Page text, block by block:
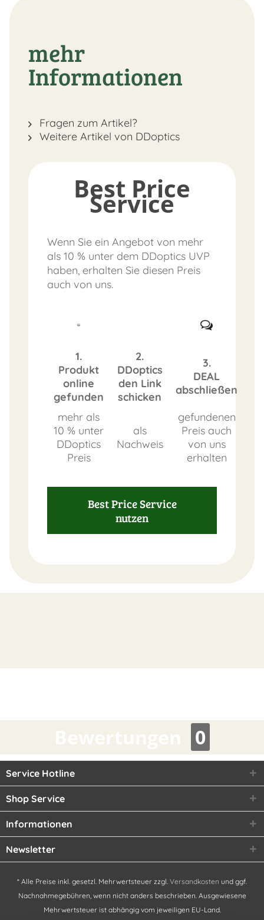
mehr
Informationen
Fragen zum Artikel?
Weitere Artikel von DDoptics
Best Price
Service
Wenn Sie ein Angebot von mehr
als 10 % unter dem DDoptics UVP
haben, erhalten Sie diesen Preis
auch von uns.
1.
Produkt
online
gefunden
2.
DDoptics
den Link
schicken
3.
DEAL
abschließen
mehr als
10 % unter
DDoptics
Preis
als
Nachweis
gefundenen
Preis auch
von uns
erhalten
Best Price Service
nutzen
0
Service Hotline
Shop Service
Informationen
Newsletter
* Alle Preise inkl. gesetzl. Mehrwertsteuer zzgl. Versandkosten und ggf.
Nachnahmegebühren, wenn nicht anders beschrieben. Ausgewiesene
Mehrwertsteuer ist abhängig vom jeweiligen EU-Land.